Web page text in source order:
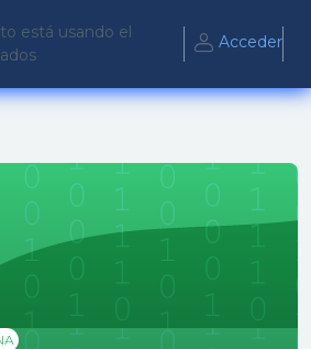
está usando el
Acceder